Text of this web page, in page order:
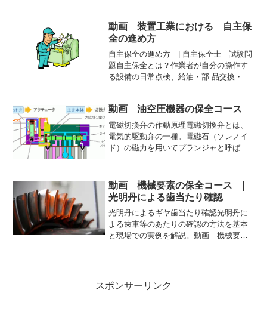
の向上: 設備のトラブルを未然に防ぎ、生
産の安定化に繋が...
動画 装置工業における 自主保
全の進め方
自主保全の進め方 | 自主保全士 試験問
題自主保全とは？作業者が自分の操作す
る設備の日常点検、給油・部 品交換・修
る！• 設備に強いオペレーターになる！作
業者が設備...
動画 油空圧機器の保全コース
電磁切換弁の作動原理電磁切換弁とは、
電気的駆動弁の一種。電磁石（ソレノイ
ド）の磁力を用いてプランジャと呼ばれ
圧、空圧、水圧など）を通す管での流れ
の開閉制御に用いられる。ま...
動画 機械要素の保全コース |
光明丹による歯当たり確認
光明丹によるギヤ歯当たり確認光明丹に
よる歯車等のあたりの確認の方法を基本
と現場での実例を解説。動画 機械要素
役立つ基礎的な知識を習...
スポンサーリンク